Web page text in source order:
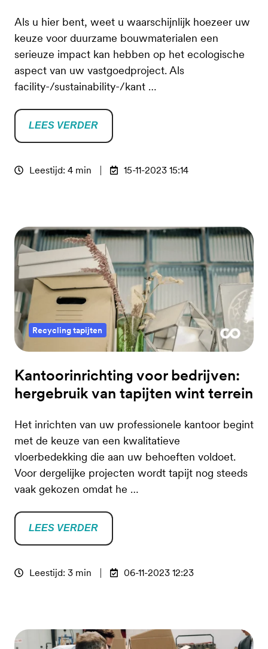
Als u hier bent, weet u waarschijnlijk hoezeer uw
keuze voor duurzame bouwmaterialen een
serieuze impact kan hebben op het ecologische
aspect van uw vastgoedproject. Als
facility-/sustainability-/kant …
LEES VERDER
Leestijd: 4 min 15-11-2023 15:14
Kantoorinrichting voor bedrijven:
hergebruik van tapijten wint terrein
Het inrichten van uw professionele kantoor begint
met de keuze van een kwalitatieve
vloerbedekking die aan uw behoeften voldoet.
Voor dergelijke projecten wordt tapijt nog steeds
vaak gekozen omdat he …
LEES VERDER
Leestijd: 3 min 06-11-2023 12:23
Recycling tapijten